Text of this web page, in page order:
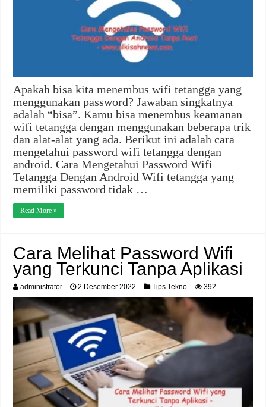
Apakah bisa kita menembus wifi tetangga yang
menggunakan password? Jawaban singkatnya
adalah “bisa”. Kamu bisa menembus keamanan
wifi tetangga dengan menggunakan beberapa trik
dan alat-alat yang ada. Berikut ini adalah cara
mengetahui password wifi tetangga dengan
android. Cara Mengetahui Password Wifi
Tetangga Dengan Android Wifi tetangga yang
memiliki password tidak …
Read More »
Cara Melihat Password Wifi
yang Terkunci Tanpa Aplikasi
administrator 2 Desember 2022 Tips Tekno 392